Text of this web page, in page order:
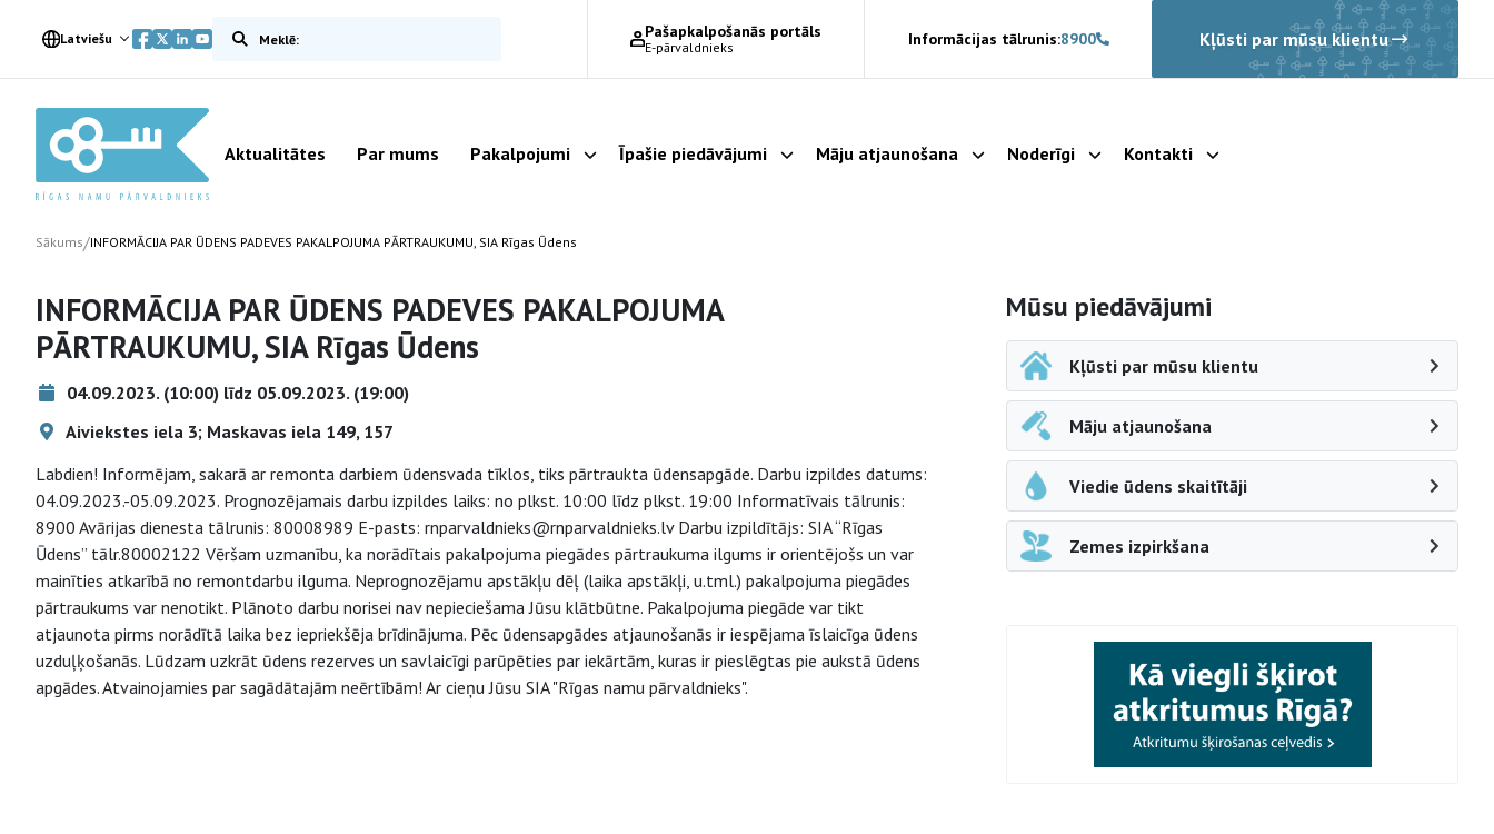
Latviešu Meklēt vietnē Pašapkalpošanās portāls
E-pārvaldnieks Informācijas tālrunis:8900 Kļūsti par mūsu klientu
Aktualitātes Par mums Pakalpojumi Parādīt apakšizvēlni
Īpašie piedāvājumi Parādīt apakšizvēlni
Māju atjaunošana Parādīt apakšizvēlni
Noderīgi Parādīt apakšizvēlni
Kontakti Parādīt apakšizvēlni
Sākums/INFORMĀCIJA PAR ŪDENS PADEVES PAKALPOJUMA PĀRTRAUKUMU, SIA Rīgas Ūdens
INFORMĀCIJA PAR ŪDENS PADEVES PAKALPOJUMA
PĀRTRAUKUMU, SIA Rīgas Ūdens
04.09.2023. (10:00) līdz 05.09.2023. (19:00)
Aiviekstes iela 3; Maskavas iela 149, 157
Labdien! Informējam, sakarā ar remonta darbiem ūdensvada tīklos, tiks pārtraukta ūdensapgāde. Darbu izpildes datums:
04.09.2023.-05.09.2023. Prognozējamais darbu izpildes laiks: no plkst. 10:00 līdz plkst. 19:00 Informatīvais tālrunis:
8900 Avārijas dienesta tālrunis: 80008989 E-pasts: rnparvaldnieks@rnparvaldnieks.lv Darbu izpildītājs: SIA “Rīgas
Ūdens” tālr.80002122 Vēršam uzmanību, ka norādītais pakalpojuma piegādes pārtraukuma ilgums ir orientējošs un var
mainīties atkarībā no remontdarbu ilguma. Neprognozējamu apstākļu dēļ (laika apstākļi, u.tml.) pakalpojuma piegādes
pārtraukums var nenotikt. Plānoto darbu norisei nav nepieciešama Jūsu klātbūtne. Pakalpojuma piegāde var tikt
atjaunota pirms norādītā laika bez iepriekšēja brīdinājuma. Pēc ūdensapgādes atjaunošanās ir iespējama īslaicīga ūdens
uzduļķošanās. Lūdzam uzkrāt ūdens rezerves un savlaicīgi parūpēties par iekārtām, kuras ir pieslēgtas pie aukstā ūdens
apgādes. Atvainojamies par sagādātajām neērtībām! Ar cieņu Jūsu SIA "Rīgas namu pārvaldnieks".
Sāna navigācija
Mūsu piedāvājumi
Kļūsti par mūsu klientu
Māju atjaunošana
Viedie ūdens skaitītāji
Zemes izpirkšana